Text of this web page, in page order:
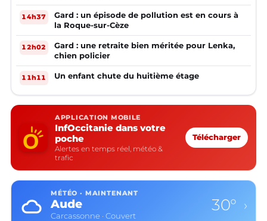
14h37
Gard : un épisode de pollution est en cours à
la Roque-sur-Cèze
12h02
Gard : une retraite bien méritée pour Lenka,
chien policier
11h11 Un enfant chute du huitième étage
APPLICATION MOBILE
InfOccitanie dans votre
poche
Alertes en temps réel, météo &
trafic
Télécharger
MÉTÉO · MAINTENANT
Aude
Carcassonne · Couvert
30° ›